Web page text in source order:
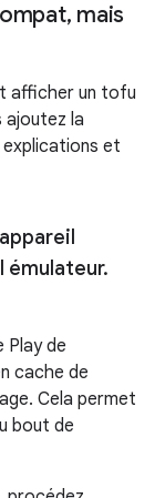
, mais
afficher un tofu
ajoutez la
explications et
émulateur.
Play de
cache de
Cela permet
bout de